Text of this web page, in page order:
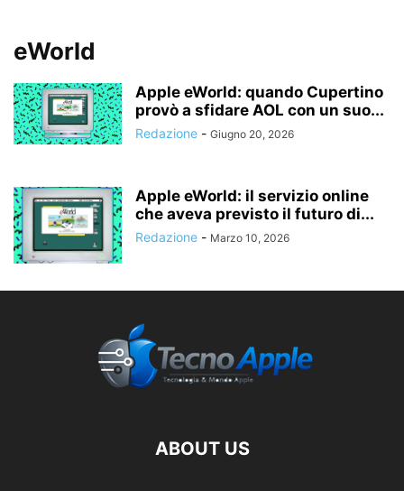
eWorld
Apple eWorld: quando Cupertino
provò a sfidare AOL con un suo...
Redazione - Giugno 20, 2026
Apple eWorld: il servizio online
che aveva previsto il futuro di...
Redazione - Marzo 10, 2026
ABOUT US